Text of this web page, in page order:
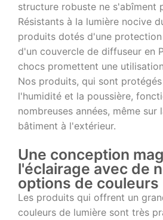
structure robuste ne s'abîment
Résistants à la lumière nocive
produits dotés d'une
d'un couvercle de diffuseur en
chocs promettent une
Nos produits, qui sont
l'humidité et la poussière,
nombreuses années, même sur
bâtiment à l'extérieur.
Une conception
l'éclairage avec de
options de couleurs
Les produits qui offrent un
couleurs de lumière sont très